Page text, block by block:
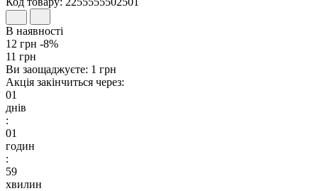
В наявності
12 грн -8%
11 грн
Ви заощаджуєте: 1 грн
Акція закінчиться через:
01
днів
:
01
годин
:
59
хвилин